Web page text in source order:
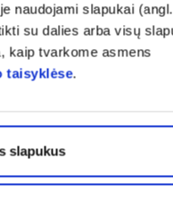
naudojami slapukai (angl.
su dalies arba visų
kaip tvarkome asmens
taisyklėse.
slapukus